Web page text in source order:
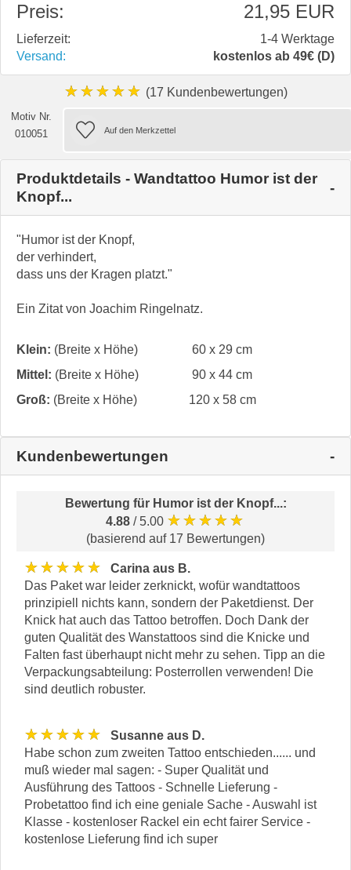
Preis: 21,95 EUR
Lieferzeit:
1-4 Werktage
Versand:
kostenlos ab 49€ (D)
★★★★★ (17 Kundenbewertungen)
Motiv Nr.
010051
Produktdetails - Wandtattoo Humor ist der
Knopf...
"Humor ist der Knopf,
der verhindert,
dass uns der Kragen platzt."
Ein Zitat von Joachim Ringelnatz.
Klein: (Breite x Höhe)
60 x 29 cm
Mittel: (Breite x Höhe)
90 x 44 cm
Groß: (Breite x Höhe) 120 x 58 cm
Kundenbewertungen
Bewertung für Humor ist der Knopf...:
4.88 / 5.00 ★★★★★
(basierend auf 17 Bewertungen)
★★★★★
Carina aus B.
Das Paket war leider zerknickt, wofür wandtattoos
prinzipiell nichts kann, sondern der Paketdienst. Der
Knick hat auch das Tattoo betroffen. Doch Dank der
guten Qualität des Wanstattoos sind die Knicke und
Falten fast überhaupt nicht mehr zu sehen. Tipp an die
Verpackungsabteilung: Posterrollen verwenden! Die
sind deutlich robuster.
★★★★★
Susanne aus D.
Habe schon zum zweiten Tattoo entschieden...... und
muß wieder mal sagen: - Super Qualität und
Ausführung des Tattoos - Schnelle Lieferung -
Probetattoo find ich eine geniale Sache - Auswahl ist
Klasse - kostenloser Rackel ein echt fairer Service -
kostenlose Lieferung find ich super